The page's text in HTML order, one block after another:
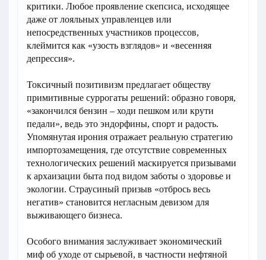
критики. Любое проявление скепсиса, исходящее
даже от лояльных управленцев или
непосредственных участников процессов,
клеймится как «узость взглядов» и «весенняя
депрессия».
Токсичный позитивизм предлагает обществу
примитивные суррогаты решений: образно говоря,
«закончился бензин – ходи пешком или крути
педали», ведь это эндорфины, спорт и радость.
Упомянутая ирония отражает реальную стратегию
импортозамещения, где отсутствие современных
технологических решений маскируется призывами
к архаизации быта под видом заботы о здоровье и
экологии. Страусиный призыв «отбрось весь
негатив» становится негласным девизом для
выживающего бизнеса.
Особого внимания заслуживает экономический
миф об уходе от сырьевой, в частности нефтяной